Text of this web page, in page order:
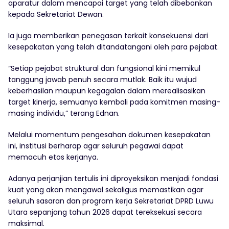
aparatur dalam mencapai target yang telah dibebankan
kepada Sekretariat Dewan.
Ia juga memberikan penegasan terkait konsekuensi dari
kesepakatan yang telah ditandatangani oleh para pejabat.
“Setiap pejabat struktural dan fungsional kini memikul
tanggung jawab penuh secara mutlak. Baik itu wujud
keberhasilan maupun kegagalan dalam merealisasikan
target kinerja, semuanya kembali pada komitmen masing-
masing individu,” terang Ednan.
Melalui momentum pengesahan dokumen kesepakatan
ini, institusi berharap agar seluruh pegawai dapat
memacuh etos kerjanya.
Adanya perjanjian tertulis ini diproyeksikan menjadi fondasi
kuat yang akan mengawal sekaligus memastikan agar
seluruh sasaran dan program kerja Sekretariat DPRD Luwu
Utara sepanjang tahun 2026 dapat tereksekusi secara
maksimal.